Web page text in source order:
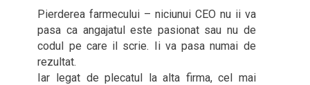
Pierderea farmecului – niciunui CEO nu ii va
pasa ca angajatul este pasionat sau nu de
codul pe care il scrie. Ii va pasa numai de
rezultat.
Iar legat de plecatul la alta firma, cel mai